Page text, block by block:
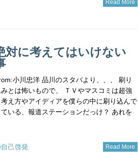
Read More
対に考えてはいけない
小川忠洋 品川のスタバより、、、 刷り
とは怖いもので、 ＴＶやマスコミは超強
え方やアイディアを僕らの中に刷り込んで
いる、報道ステーションだっけ？ あれを
己啓発 Read More